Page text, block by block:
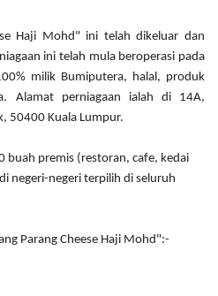
Haji Mohd" ini telah dikeluar dan
ini telah mula beroperasi pada
milik Bumiputera, halal, produk
Alamat perniagaan ialah di 14A,
50400 Kuala Lumpur.
buah premis (restoran, cafe, kedai
negeri-negeri terpilih di seluruh
Parang Cheese Haji Mohd":-